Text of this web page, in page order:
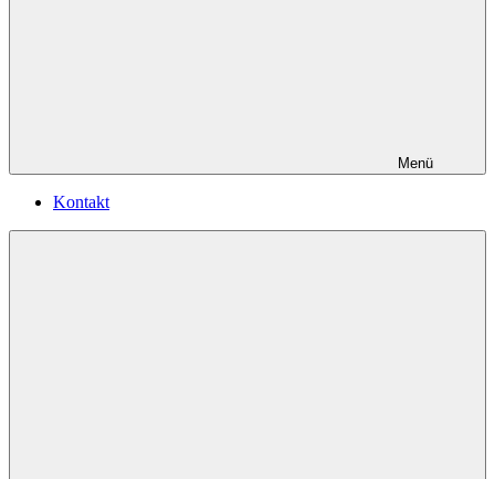
Menü
Kontakt